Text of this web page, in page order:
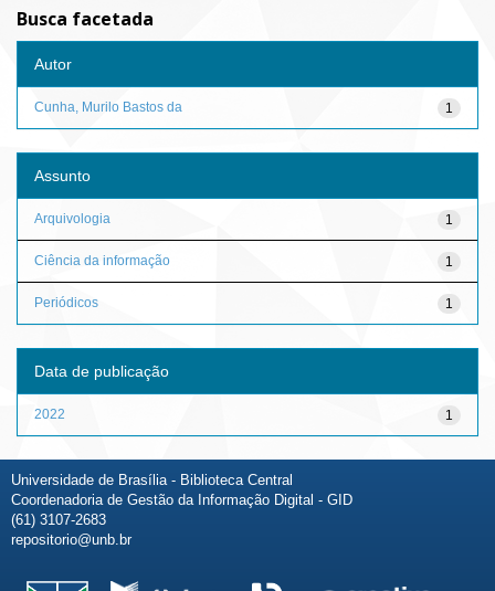
Busca facetada
Autor
1
Cunha, Murilo Bastos da
Assunto
1
Arquivologia
1
Ciência da informação
1
Periódicos
Data de publicação
1
2022
Universidade de Brasília - Biblioteca Central
Coordenadoria de Gestão da Informação Digital - GID
(61) 3107-2683
repositorio@unb.br